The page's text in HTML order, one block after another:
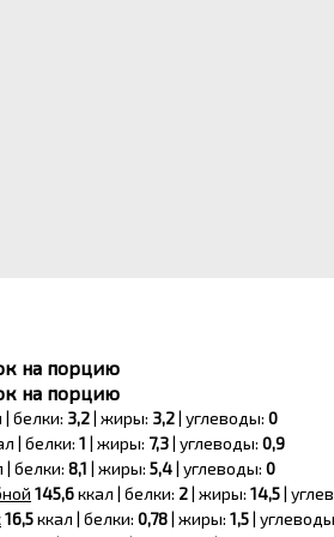
на порцию
на порцию
| белки: 3,2| жиры: 3,2| углеводы: 0
| белки: 1 | жиры: 7,3| углеводы: 0,9
| белки: 8,1 | жиры: 5,4| углеводы: 0
145,6ккал | белки: 2| жиры: 14,5|
16,5ккал | белки: 0,78| жиры: 1,5|